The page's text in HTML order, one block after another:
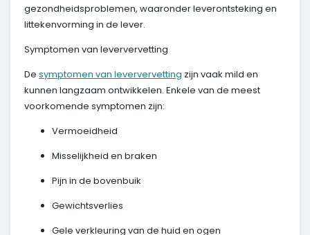
gezondheidsproblemen, waaronder leverontsteking en
littekenvorming in de lever.
Symptomen van leververvetting
De symptomen van leververvetting zijn vaak mild en
kunnen langzaam ontwikkelen. Enkele van de meest
voorkomende symptomen zijn:
Vermoeidheid
Misselijkheid en braken
Pijn in de bovenbuik
Gewichtsverlies
Gele verkleuring van de huid en ogen